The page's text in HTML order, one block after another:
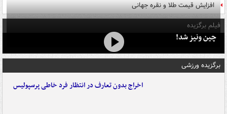
افزایش قیمت طلا و نقره جهانی
فیلم برگزیده
چین ونیز شد!
برگزیده ورزشی
اخراج بدون تعارف در انتظار فرد خاطی پرسپولیس